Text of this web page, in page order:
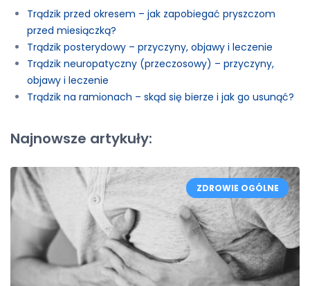
Trądzik przed okresem – jak zapobiegać pryszczom
przed miesiączką?
Trądzik posterydowy – przyczyny, objawy i leczenie
Trądzik neuropatyczny (przeczosowy) – przyczyny,
objawy i leczenie
Trądzik na ramionach – skąd się bierze i jak go usunąć?
Najnowsze artykuły:
ZDROWIE OGÓLNE